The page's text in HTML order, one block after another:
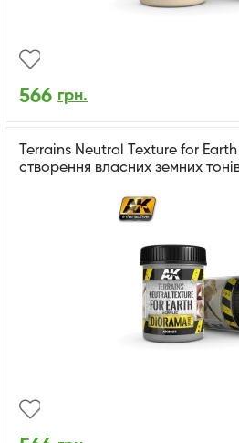
566 грн.
Terrains Neutral Texture for
створення власних земних